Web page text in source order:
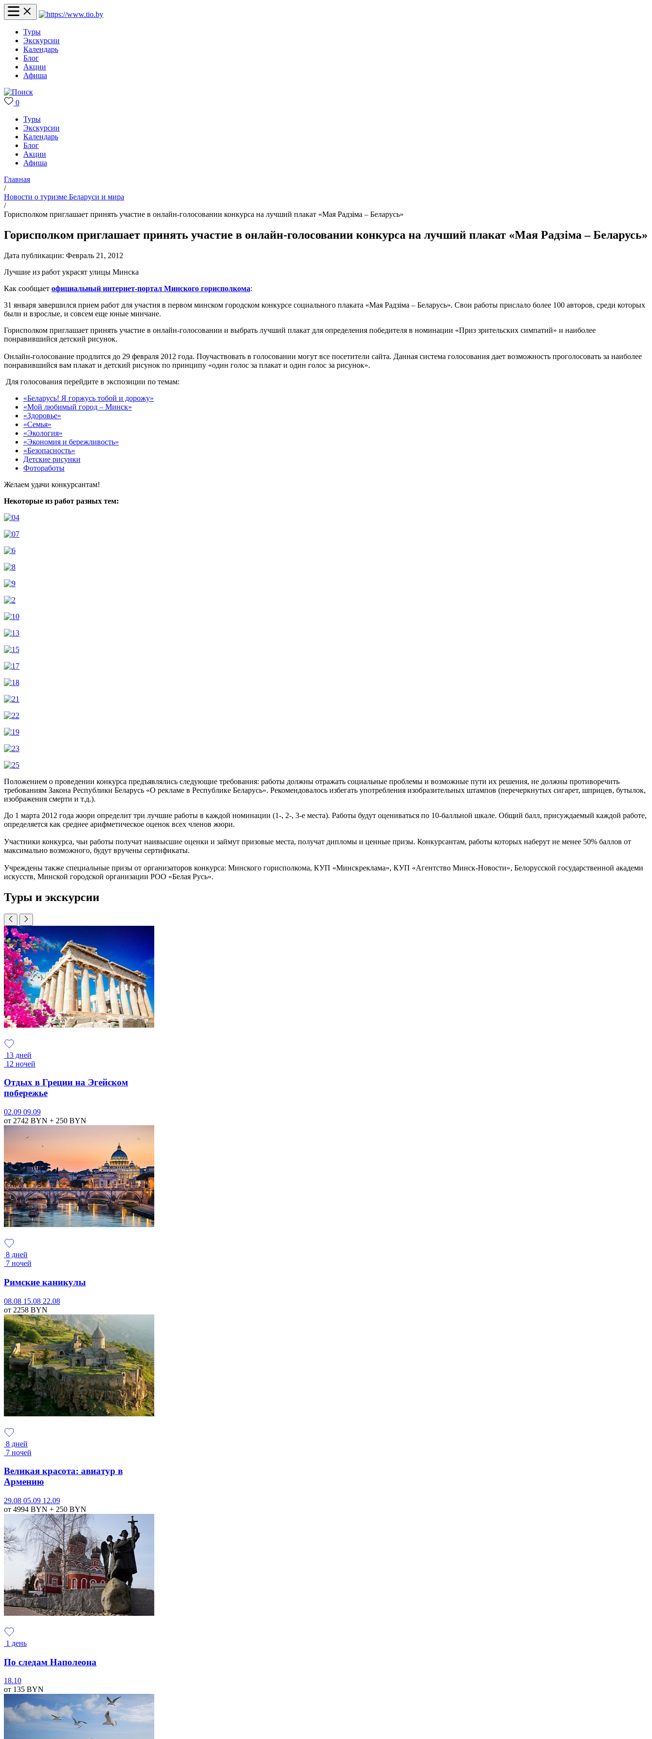
Туры
Экскурсии
Календарь
Блог
Акции
Афиша
0
Туры
Экскурсии
Календарь
Блог
Акции
Афиша
Главная
/
Новости о туризме Беларуси и мира
/
Горисполком приглашает принять участие в онлайн-голосовании конкурса на лучший плакат «Мая Радзiма – Беларусь»
Горисполком приглашает принять участие в онлайн-голосовании конкурса на лучший плакат «Мая Радзiма – Беларусь»
Дата публикации: Февраль 21, 2012
Лучшие из работ украсят улицы Минска
Как сообщает официальный интернет-портал Минского горисполкома:
31 января завершился прием работ для участия в первом минском городском конкурсе социального плаката «Мая Радзiма – Беларусь». Свои работы прислало более 100 авторов, среди которых
были и взрослые, и совсем еще юные минчане.
Горисполком приглашает принять участие в онлайн-голосовании и выбрать лучший плакат для определения победителя в номинации «Приз зрительских симпатий» и наиболее
понравившийся детский рисунок.
Онлайн-голосование продлится до 29 февраля 2012 года. Поучаствовать в голосовании могут все посетители сайта. Данная система голосования дает возможность проголосовать за наиболее
понравившийся вам плакат и детский рисунок по принципу «один голос за плакат и один голос за рисунок».
Для голосования перейдите в экспозиции по темам:
«Беларусь! Я горжусь тобой и дорожу»
«Мой любимый город – Минск»
«Здоровье»
«Семья»
«Экология»
«Экономия и бережливость»
«Безопасность»
Детские рисунки
Фотоработы
Желаем удачи конкурсантам!
Некоторые из работ разных тем:
Положением о проведении конкурса предъявлялись следующие требования: работы должны отражать социальные проблемы и возможные пути их решения, не должны противоречить
требованиям Закона Республики Беларусь «О рекламе в Республике Беларусь». Рекомендовалось избегать употребления изобразительных штампов (перечеркнутых сигарет, шприцев, бутылок,
изображения смерти и т.д.).
До 1 марта 2012 года жюри определит три лучшие работы в каждой номинации (1-, 2-, 3-е места). Работы будут оцениваться по 10-балльной шкале. Общий балл, присуждаемый каждой работе,
определяется как среднее арифметическое оценок всех членов жюри.
Участники конкурса, чьи работы получат наивысшие оценки и займут призовые места, получат дипломы и ценные призы. Конкурсантам, работы которых наберут не менее 50% баллов от
максимально возможного, будут вручены сертификаты.
Учреждены также специальные призы от организаторов конкурса: Минского горисполкома, КУП «Минскреклама», КУП «Агентство Минск-Новости», Белорусской государственной академи
искусств, Минской городской организации РОО «Белая Русь».
Туры и экскурсии
13 дней
12 ночей
Отдых в Греции на Эгейском
побережье
02.09 09.09
от 2742 BYN + 250 BYN
8 дней
7 ночей
Римские каникулы
08.08 15.08 22.08
от 2258 BYN
8 дней
7 ночей
Великая красота: авиатур в
Армению
29.08 05.09 12.09
от 4994 BYN + 250 BYN
1 день
По следам Наполеона
18.10
от 135 BYN